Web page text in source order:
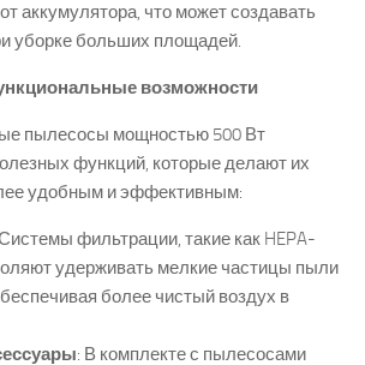
аккумулятора, что может создавать
уборке больших площадей.
возможности
пылесосы мощностью 500 Вт
функций, которые делают их
удобным и эффективным:
фильтрации, такие как HEPA-
удерживать мелкие частицы пыли
более чистый воздух в
: В комплекте с пылесосами